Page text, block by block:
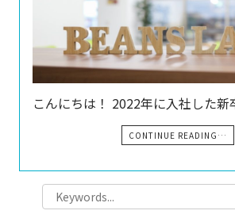
こんにちは！ 2022年に入社した
CONTINUE READING…